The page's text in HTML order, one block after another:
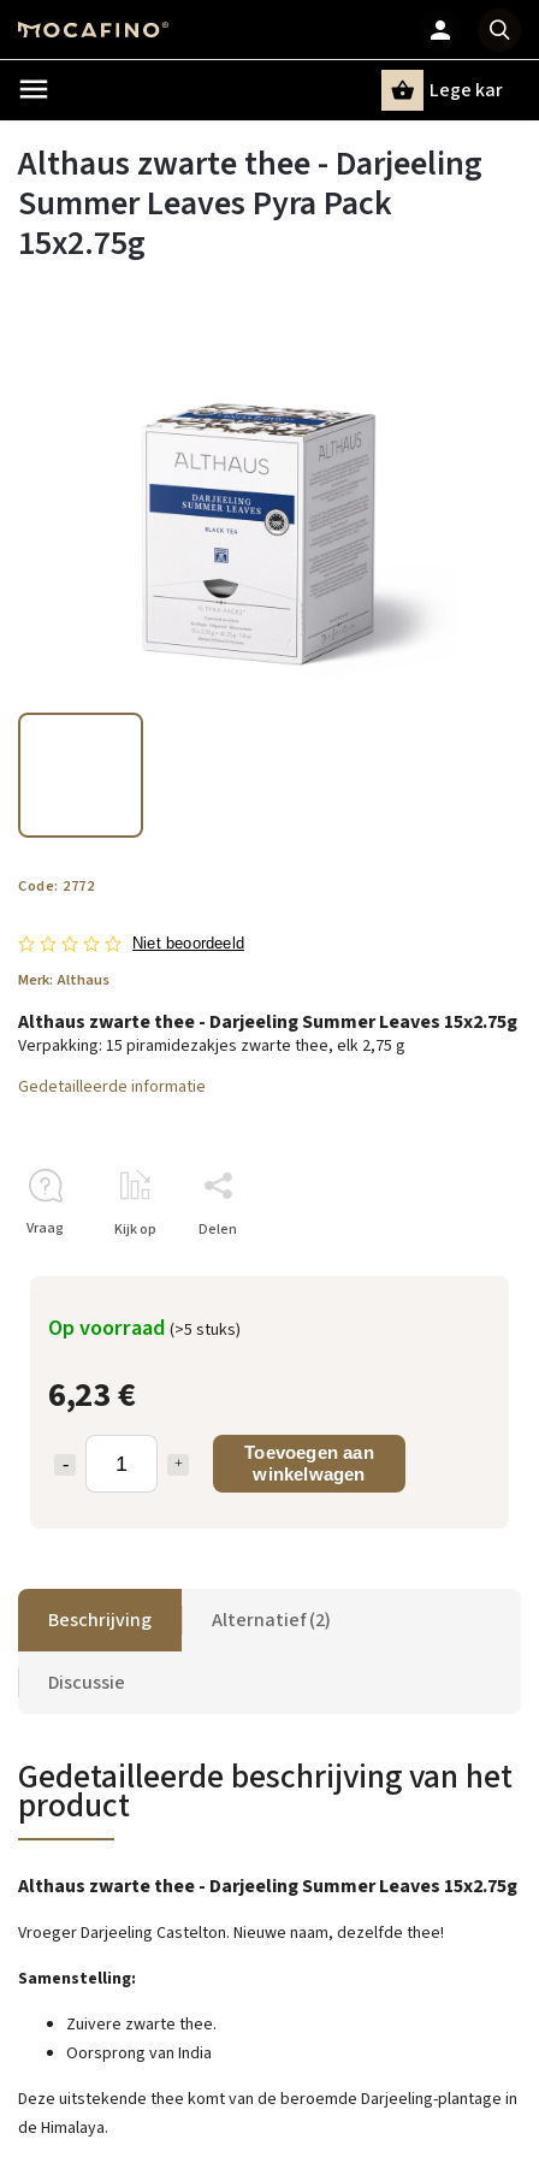
Lege kar
Althaus zwarte thee - Darjeeling
Summer Leaves Pyra Pack
15x2.75g
Code: 2772
Niet beoordeeld
Merk: Althaus
6,23 €
Toevoegen aan
winkelwagen
Op voorraad (>5 stuks)
Althaus zwarte thee - Darjeeling Summer Leaves 15x2.75g
Verpakking: 15 piramidezakjes zwarte thee, elk 2,75 g
Gedetailleerde informatie
Vraag Kijk op Delen
Beschrijving Alternatief (2)
Discussie
Gedetailleerde beschrijving van het
product
Althaus zwarte thee - Darjeeling Summer Leaves 15x2.75g
Vroeger Darjeeling Castelton. Nieuwe naam, dezelfde thee!
Samenstelling:
Zuivere zwarte thee.
Oorsprong van India
Deze uitstekende thee komt van de beroemde Darjeeling-plantage in
de Himalaya.